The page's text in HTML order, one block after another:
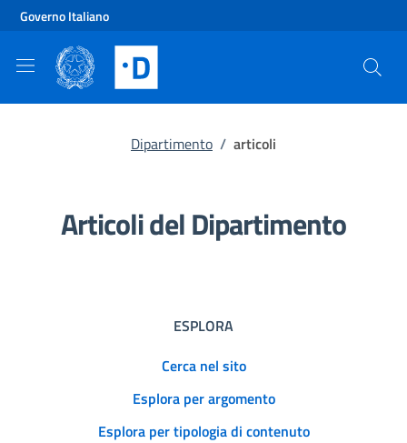
Vai al contenuto principale
Vai al footer
Governo Italiano
Dipartimento / articoli
Articoli del Dipartimento
ESPLORA
Cerca nel sito
Esplora per argomento
Esplora per tipologia di contenuto